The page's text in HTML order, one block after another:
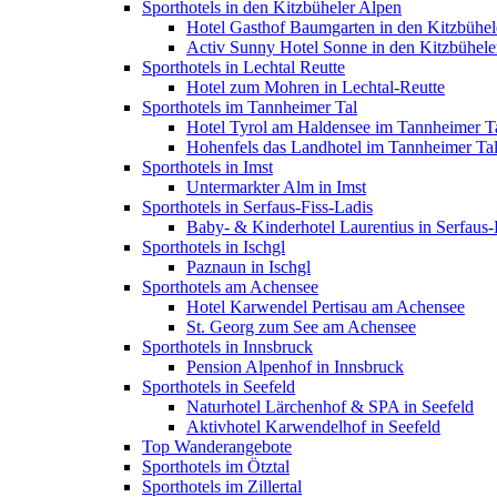
Sporthotels in den Kitzbüheler Alpen
Hotel Gasthof Baumgarten in den
Activ Sunny Hotel Sonne in den
Sporthotels in Lechtal Reutte
Hotel zum Mohren in Lechtal-Reutte
Sporthotels im Tannheimer Tal
Hotel Tyrol am Haldensee im Tannheimer
Hohenfels das Landhotel im Tannheimer Tal
Sporthotels in Imst
Untermarkter Alm in Imst
Sporthotels in Serfaus-Fiss-Ladis
Baby- & Kinderhotel Laurentius in Serfaus-
Sporthotels in Ischgl
Paznaun in Ischgl
Sporthotels am Achensee
Hotel Karwendel Pertisau am Achensee
St. Georg zum See am Achensee
Sporthotels in Innsbruck
Pension Alpenhof in Innsbruck
Sporthotels in Seefeld
Naturhotel Lärchenhof & SPA in Seefeld
Aktivhotel Karwendelhof in Seefeld
Top Wanderangebote
Sporthotels im Ötztal
Sporthotels im Zillertal